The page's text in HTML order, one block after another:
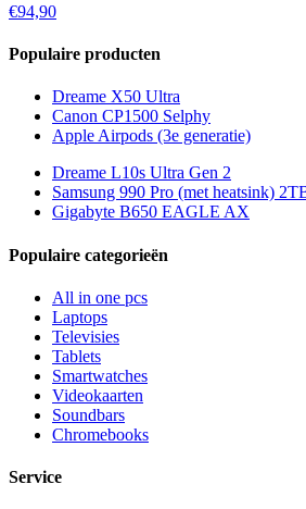
€94,90
Populaire producten
Dreame X50 Ultra
Canon CP1500 Selphy
Apple Airpods (3e generatie)
Dreame L10s Ultra Gen 2
Samsung 990 Pro (met heatsink)
Gigabyte B650 EAGLE AX
Populaire categorieën
All in one pcs
Laptops
Televisies
Tablets
Smartwatches
Videokaarten
Soundbars
Chromebooks
Service